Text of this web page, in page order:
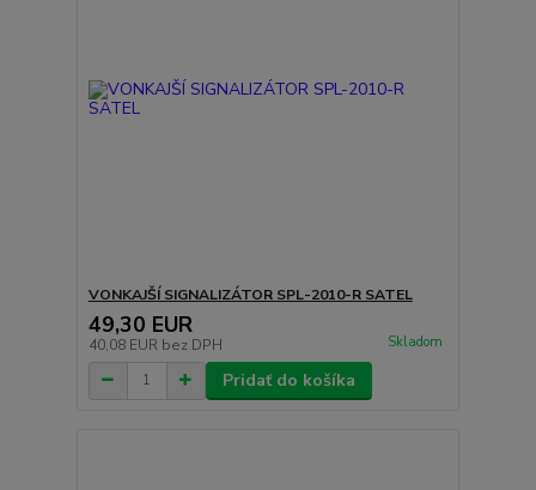
VONKAJŠÍ SIGNALIZÁTOR SPL-2010-R SATEL
49,30 EUR
40,08 EUR bez DPH Skladom
Pridať do košíka